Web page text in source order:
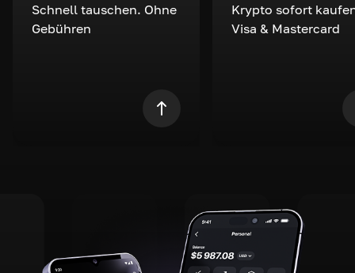
Schnell tauschen. Ohne
Gebühren
Krypto sofort
Visa & Mastercard